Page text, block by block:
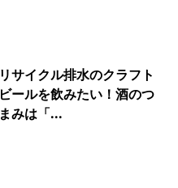
リサイクル排水のクラフト
ビールを飲みたい！酒のつ
まみは「...